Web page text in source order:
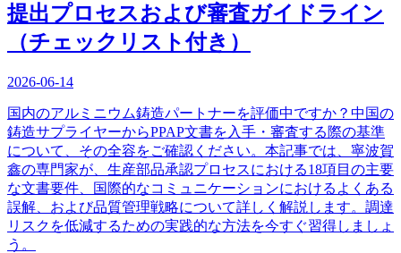
提出プロセスおよび審査ガイドライン
（チェックリスト付き）
2026-06-14
国内のアルミニウム鋳造パートナーを評価中ですか？中国の
鋳造サプライヤーからPPAP文書を入手・審査する際の基準
について、その全容をご確認ください。本記事では、寧波賀
鑫の専門家が、生産部品承認プロセスにおける18項目の主要
な文書要件、国際的なコミュニケーションにおけるよくある
誤解、および品質管理戦略について詳しく解説します。調達
リスクを低減するための実践的な方法を今すぐ習得しましょ
う。